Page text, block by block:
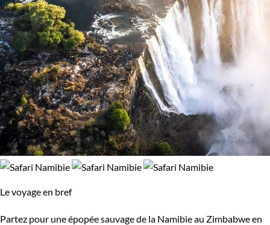
Le voyage en bref
Partez pour une épopée sauvage de la Namibie au Zimbabwe en